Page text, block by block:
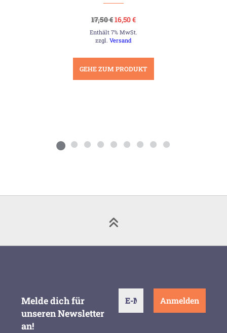
17,50€Ursprünglicher
Preis
war:
17,50 €
16,50€Aktueller
ist:
Enthält 7% MwSt.
zzgl.Versand
GEHE ZUM PRODUKT
Melde dich für
unseren Newsletter
an!